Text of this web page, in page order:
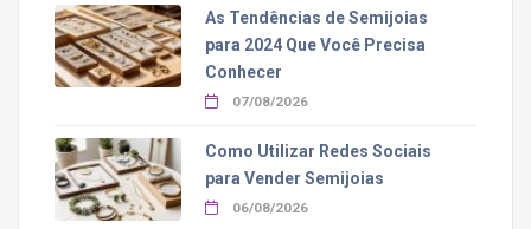
As Tendências de Semijoias
para 2024 Que Você Precisa
Conhecer
07/08/2026
Como Utilizar Redes Sociais
para Vender Semijoias
06/08/2026